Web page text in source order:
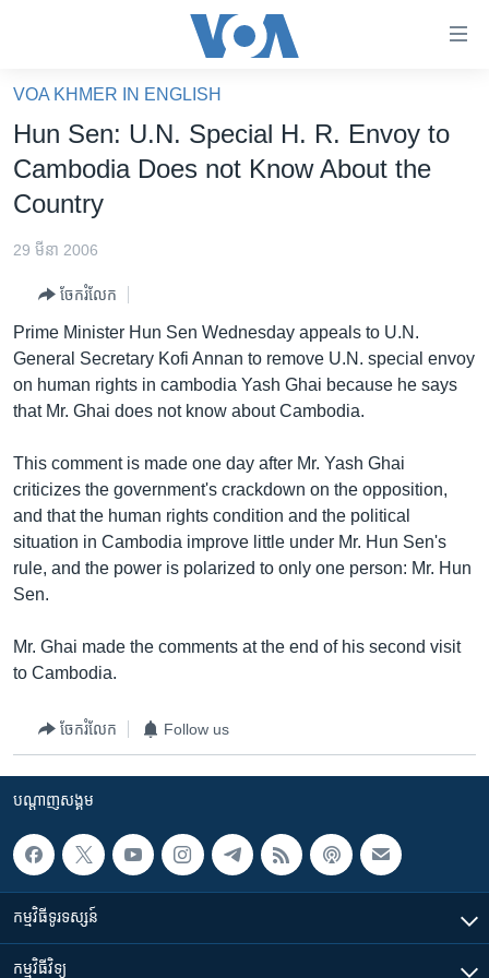
គេហទំព័រ​
ទាក់ទង
និង​
ចូល​
ទំព័រ​
ម្តង
រំលង​
និង​
ចូល​
ទំព័រ​
រចនា
សម្ព័ន្ធ​
រំលង​
និង​
ចូល​
កាន់​
ទំព័រ​
អាមេរិក
ព្រឹត្តិការណ៍ព័ត៌មាន
ទូរទស្សន៍ / វីដេអូ​
កម្មវិធីទាំងអស់
Khmer English
បណ្តាញ​សង្គម
VOA KHMER IN ENGLISH
Hun Sen: U.N. Special H. R. Envoy to
Cambodia Does not Know About the
Country
29 មីនា 2006
ចែករំលែក
Prime Minister Hun Sen Wednesday appeals to U.N.
General Secretary Kofi Annan to remove U.N. special envoy
on human rights in cambodia Yash Ghai because he says
that Mr. Ghai does not know about Cambodia.
This comment is made one day after Mr. Yash Ghai
criticizes the government's crackdown on the opposition,
and that the human rights condition and the political
situation in Cambodia improve little under Mr. Hun Sen's
rule, and the power is polarized to only one person: Mr. Hun
Sen.
Mr. Ghai made the comments at the end of his second visit
to Cambodia.
ចែករំលែក Follow us
បណ្តាញ​សង្គម
កម្មវិធី​ទូរទស្សន៍
កម្មវិធី​វិទ្យុ